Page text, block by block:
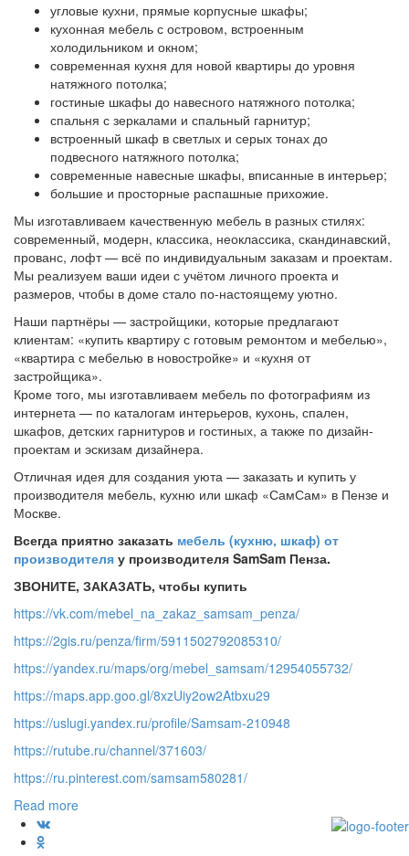
угловые кухни, прямые корпусные шкафы;
кухонная мебель с островом, встроенным
холодильником и окном;
современная кухня для новой квартиры до уровня
натяжного потолка;
гостиные шкафы до навесного натяжного потолка;
спальня с зеркалами и спальный гарнитур;
встроенный шкаф в светлых и серых тонах до
подвесного натяжного потолка;
современные навесные шкафы, вписанные в интерьер;
большие и просторные распашные прихожие.
Мы изготавливаем качественную мебель в разных стилях:
современный, модерн, классика, неоклассика, скандинавский,
прованс, лофт — всё по индивидуальным заказам и проектам.
Мы реализуем ваши идеи с учётом личного проекта и
размеров, чтобы в доме стало по-настоящему уютно.
Наши партнёры — застройщики, которые предлагают
клиентам: «купить квартиру с готовым ремонтом и мебелью»,
«квартира с мебелью в новостройке» и «кухня от
застройщика».
Кроме того, мы изготавливаем мебель по фотографиям из
интернета — по каталогам интерьеров, кухонь, спален,
шкафов, детских гарнитуров и гостиных, а также по дизайн-
проектам и эскизам дизайнера.
Отличная идея для создания уюта — заказать и купить у
производителя мебель, кухню или шкаф «СамСам» в Пензе и
Москве.
Всегда приятно заказать мебель (кухню, шкаф) от
производителя у производителя SamSam Пенза.
ЗВОНИТЕ, ЗАКАЗАТЬ, чтобы купить
https://vk.com/mebel_na_zakaz_samsam_penza/
https://2gis.ru/penza/firm/5911502792085310/
https://yandex.ru/maps/org/mebel_samsam/12954055732/
https://maps.app.goo.gl/8xzUiy2ow2Atbxu29
https://uslugi.yandex.ru/profile/Samsam-210948
https://rutube.ru/channel/371603/
https://ru.pinterest.com/samsam580281/
Read more